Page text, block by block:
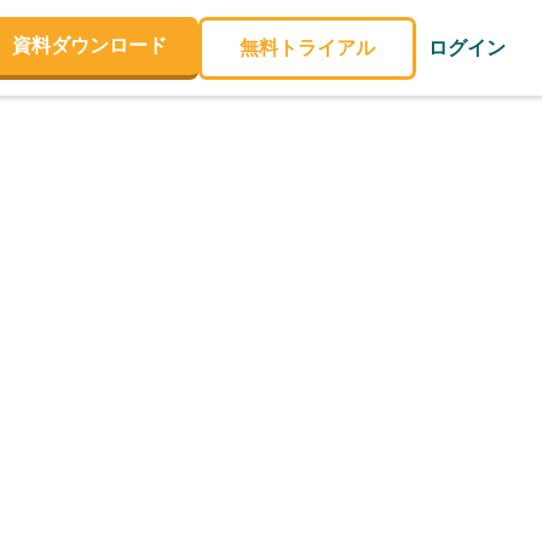
資料ダウンロード 無料トライアル ログイン